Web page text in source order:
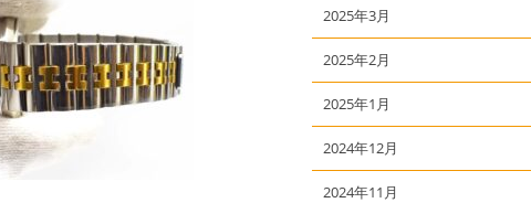
2025年3月
2025年2月
2025年1月
2024年12月
2024年11月